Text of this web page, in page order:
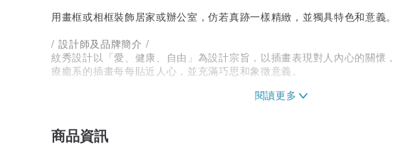
用畫框或相框裝飾居家或辦公室，仿若真跡一樣精緻，並獨具特色和意義。
/ 設計師及品牌簡介 /
紋秀設計以「愛、健康、自由」為設計宗旨，以插畫表現對人內心的關懷，
療癒系的插畫每每貼近人心，並充滿巧思和象徵意義。
商品資訊